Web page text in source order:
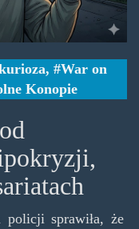
,
War on
Konopie
policji sprawiła, że